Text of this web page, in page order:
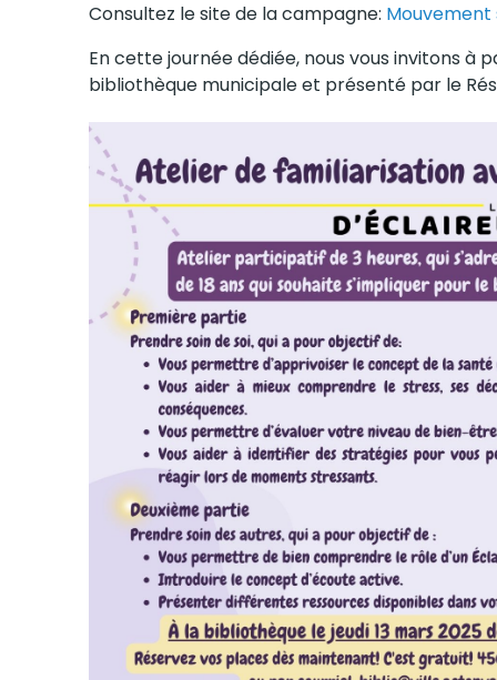
Consultez le site de la campagne:
En cette journée dédiée, nous vous invitons à
bibliothèque municipale et présenté par le